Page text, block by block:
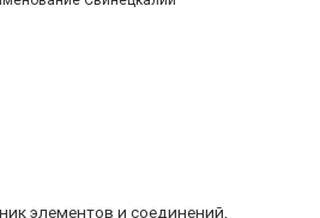
элементов и соединений,